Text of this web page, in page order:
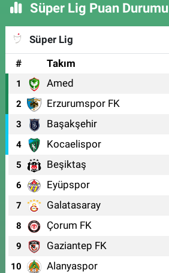
Süper Lig Puan Durumu
Süper Lig
#
Takım
1 Amed
2 Erzurumspor FK
3 Başakşehir
4 Kocaelispor
5 Beşiktaş
6 Eyüpspor
7 Galatasaray
8 Çorum FK
9 Gaziantep FK
10 Alanyaspor